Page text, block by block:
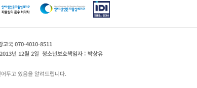
고국 070-4010-8511
년 12월 2일 청소년보호책임자 : 박상유
두고 있음을 알려드립니다.